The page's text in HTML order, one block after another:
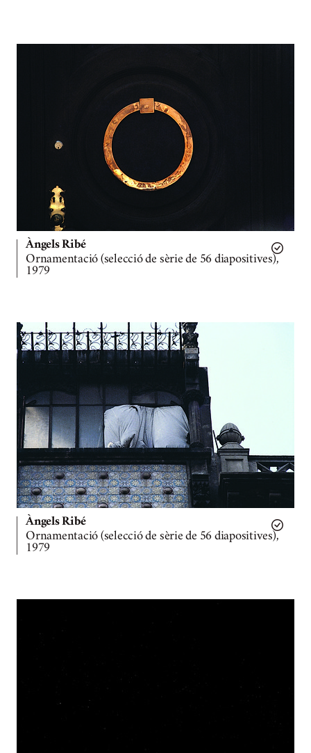
Àngels Ribé
Ornamentació (selecció de sèrie de 56 diapositives),
1979
Àngels Ribé
Ornamentació (selecció de sèrie de 56 diapositives),
1979